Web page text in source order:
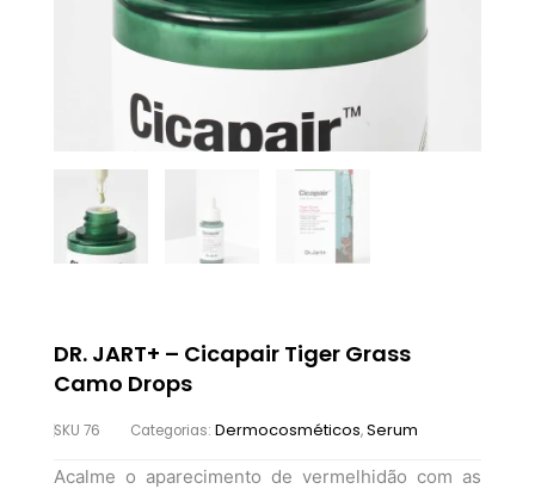
DR. JART+ – Cicapair Tiger Grass
Camo Drops
SKU 76 Categorias: Dermocosméticos,Serum
Acalme o aparecimento de vermelhidão com as